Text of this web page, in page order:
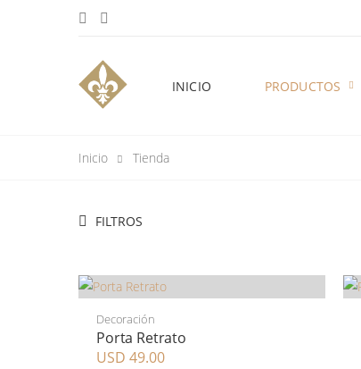
INICIO PRODUCTOS
Inicio Tienda
FILTROS
Decoración
Porta Retrato
USD 49.00